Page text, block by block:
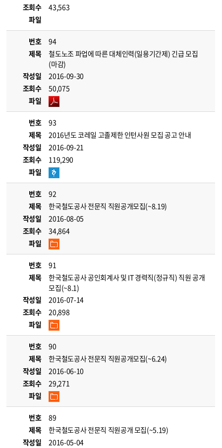
조회수
43,563
파일
번호
94
제목
철도노조 파업에 따른 대체인력(일용기간제) 긴급 모집
(마감)
작성일
2016-09-30
조회수
50,075
파일
번호
93
제목
2016년도 코레일 고졸제한 인턴사원 모집 공고 안내
작성일
2016-09-21
조회수
119,290
파일
번호
92
제목
한국철도공사 전문직 직원공개모집(~8.19)
작성일
2016-08-05
조회수
34,864
파일
번호
91
제목
한국철도공사 공인회계사 및 IT 경력직(정규직) 직원 공개
모집(~8.1)
작성일
2016-07-14
조회수
20,898
파일
번호
90
제목
한국철도공사 전문직 직원공개모집(~6.24)
작성일
2016-06-10
조회수
29,271
파일
번호
89
제목
한국철도공사 전문직 직원공개 모집(~5.19)
작성일
2016-05-04